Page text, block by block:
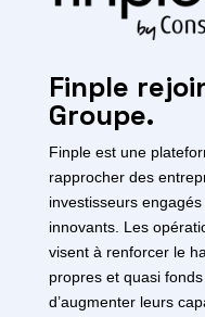
Finple
Groupe.
Finple est une
rapprocher des
investisseurs
innovants. Les
visent à renforcer le
propres et quasi
d’augmenter leurs